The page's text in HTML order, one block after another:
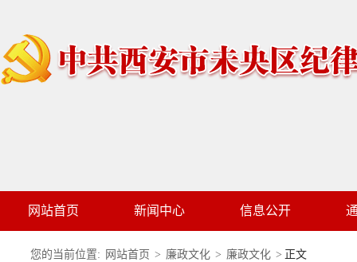
网站首页 新闻中心 信息公开
您的当前位置: 网站首页 > 廉政文化 > 廉政文化 > 正文